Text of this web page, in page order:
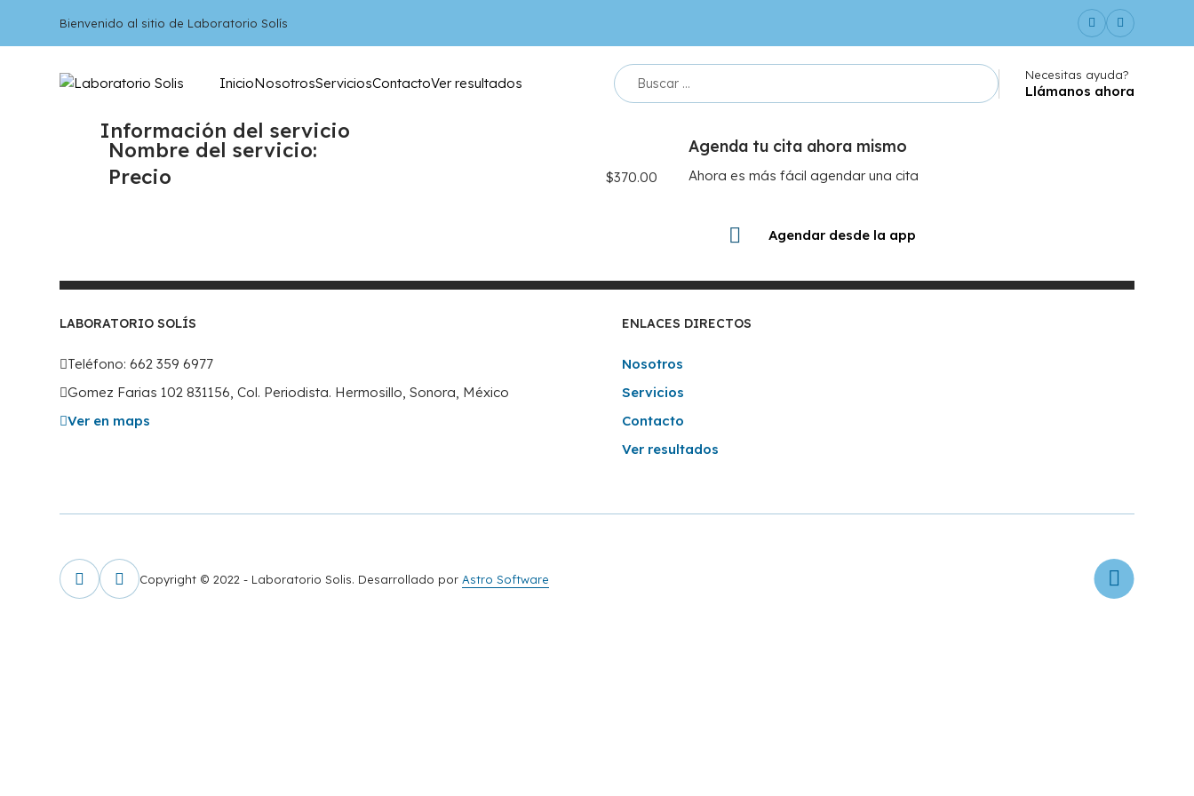
Bienvenido al sitio de Laboratorio Solís
InicioNosotrosServiciosContactoVer resultados
Necesitas ayuda?
Llámanos ahora
Información del servicio
Nombre del servicio: Ac. Anti Chlamydia Trachomatis IgA
Precio $370.00
Agenda tu cita ahora mismo
Ahora es más fácil agendar una cita
Agendar desde la app
LABORATORIO SOLÍS
Teléfono: 662 359 6977
Gomez Farias 102 831156, Col. Periodista. Hermosillo, Sonora, México
Ver en maps
ENLACES DIRECTOS
Nosotros
Servicios
Contacto
Ver resultados
Copyright © 2022 - Laboratorio Solis. Desarrollado porAstro Software